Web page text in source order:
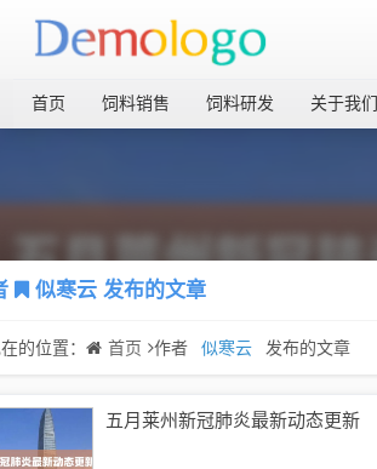
首页 饲料销售 饲料研发 关于我们
似寒云发布的文章
的位置： 首页 作者 似寒云 发布的文章
五月莱州新冠肺炎最新动态更新